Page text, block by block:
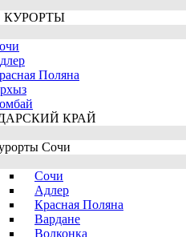
КУРОРТЫ
Поляна
КРАЙ
Сочи
Сочи
Адлер
Красная Поляна
Вардане
Волконка